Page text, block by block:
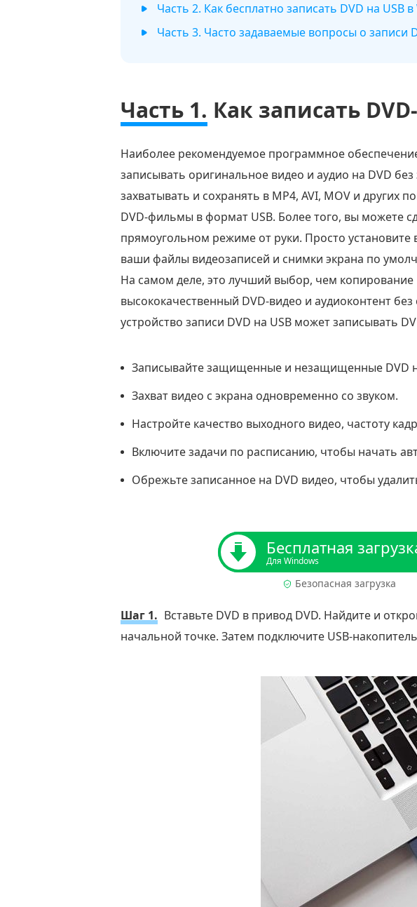
Часть 2. Как бесплатно записать DVD на USB
Часть 3. Часто задаваемые вопросы о записи
Часть 1. Как записать
Наиболее рекомендуемое программное
записывать оригинальное видео и аудио на DVD
захватывать и сохранять в MP4, AVI, MOV и
DVD-фильмы в формат USB. Более того, вы можете
прямоугольном режиме от руки. Просто установите
ваши файлы видеозаписей и снимки экрана по
На самом деле, это лучший выбор, чем
высококачественный DVD-видео и аудиоконтент
устройство записи DVD на USB может записывать
Записывайте защищенные и незащищенные DVD
Захват видео с экрана одновременно со звуком.
Настройте качество выходного видео, частоту
Включите задачи по расписанию, чтобы начать
Обрежьте записанное на DVD видео, чтобы
Бесплатная
Для Windows
Безопасная загрузка
Шаг 1. Вставьте DVD в привод DVD. Найдите и
начальной точке. Затем подключите USB-